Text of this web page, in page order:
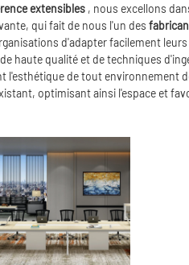
extensibles , nous excellons
qui fait de nous l'un des
d'adapter facilement
haute qualité et de techniques
de tout environnement
optimisant ainsi l'espace et